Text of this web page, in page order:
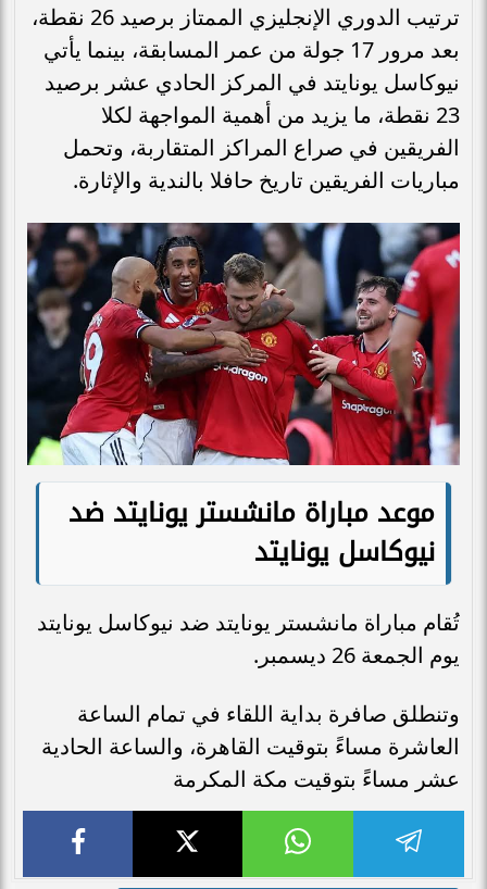
ترتيب الدوري الإنجليزي الممتاز برصيد 26 نقطة،
بعد مرور 17 جولة من عمر المسابقة، بينما يأتي
نيوكاسل يونايتد في المركز الحادي عشر برصيد
23 نقطة، ما يزيد من أهمية المواجهة لكلا
الفريقين في صراع المراكز المتقاربة، وتحمل
مباريات الفريقين تاريخ حافلا بالندية والإثارة.
موعد مباراة مانشستر يونايتد ضد
نيوكاسل يونايتد
تُقام مباراة مانشستر يونايتد ضد نيوكاسل يونايتد
يوم الجمعة 26 ديسمبر.
وتنطلق صافرة بداية اللقاء في تمام الساعة
العاشرة مساءً بتوقيت القاهرة، والساعة الحادية
عشر مساءً بتوقيت مكة المكرمة